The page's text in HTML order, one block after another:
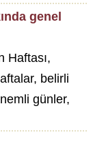
genel
Haftası,
belirli
günler,